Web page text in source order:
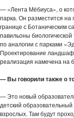
— «Лента Мёбиуса», о
парка. Он разместится
границе с Ботаническим
павильоны
по аналогии с парками
Проектирование
реализация намечена на
— Вы говорили также о
— Это новый
детский
взрослых. Там будут